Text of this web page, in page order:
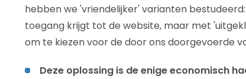
hebben we 'vriendelijker' varianten
toegang krijgt tot de website, maar met
om te kiezen voor de door ons doorgevoerde
Deze oplossing is de enige economisch